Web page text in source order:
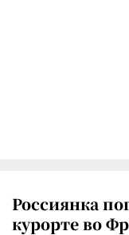
Россиянка
курорте во